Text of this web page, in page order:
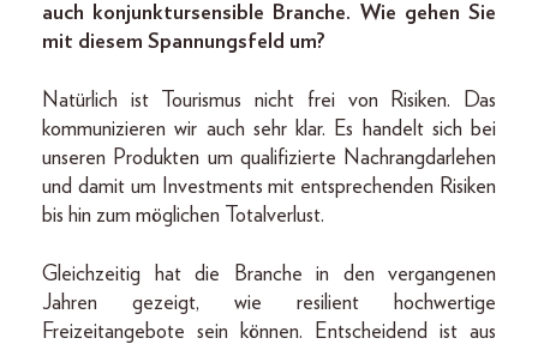
auch konjunktursensible Branche. Wie gehen Sie
mit diesem Spannungsfeld um?
Natürlich ist Tourismus nicht frei von Risiken. Das
kommunizieren wir auch sehr klar. Es handelt sich bei
unseren Produkten um qualifizierte Nachrangdarlehen
und damit um Investments mit entsprechenden Risiken
bis hin zum möglichen Totalverlust.
Gleichzeitig hat die Branche in den vergangenen
Jahren gezeigt, wie resilient hochwertige
Freizeitangebote sein können. Entscheidend ist aus